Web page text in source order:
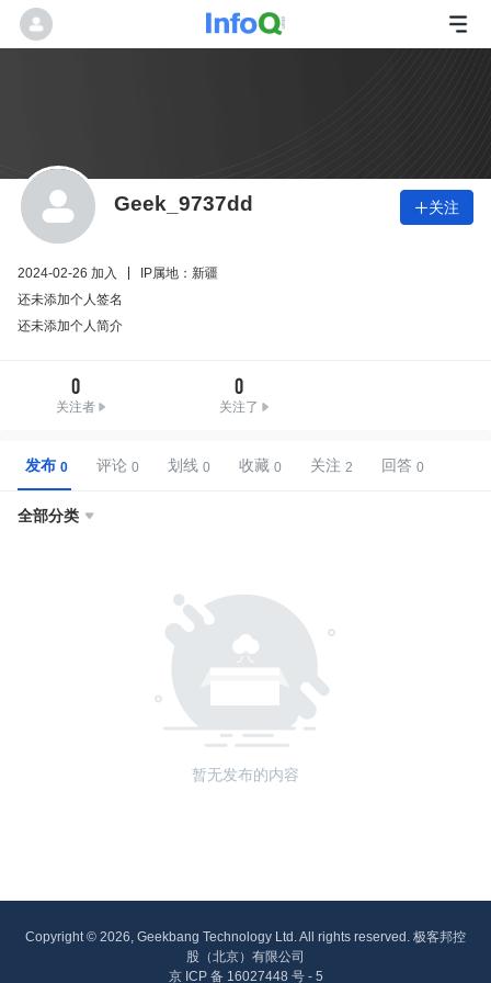
Geek_9737dd 关注
2024-02-26 加入
IP属地：新疆
还未添加个人签名
还未添加个人简介
0
关注者
0
关注了
发布 评论 划线 收藏 关注 回答
全部分类 
暂无发布的内容
Copyright © 2026, Geekbang Technology Ltd. All rights reserved. 极客邦控
股（北京）有限公司
京 ICP 备 16027448 号 - 5